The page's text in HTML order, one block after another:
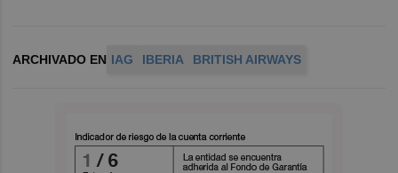
ARCHIVADO EN IAG IBERIA BRITISH AIRWAYS